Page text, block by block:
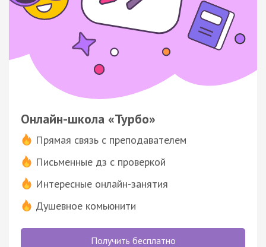
Онлайн-школа «Турбо»
Прямая связь с преподавателем
Письменные дз с проверкой
Интересные онлайн-занятия
Душевное комьюнити
Получить бесплатно